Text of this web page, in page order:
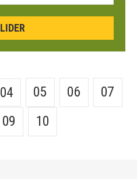
04 05 06
07
09 10